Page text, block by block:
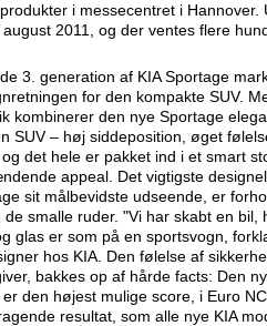
i messecentret i Hannover.
2011, og der ventes flere
3. generation af KIA Sportage
for den kompakte SUV.
kombinerer den nye Sportage
SUV – høj siddeposition, øget
det hele er pakket ind i et smart
appeal. Det vigtigste
sit målbevidste udseende, er
de smalle ruder. "Vi har skabt en bil,
glas er som på en sportsvogn,
hos KIA. Den følelse af
bakkes op af hårde facts: Den
den højest mulige score, i Euro
resultat, som alle nye KIA